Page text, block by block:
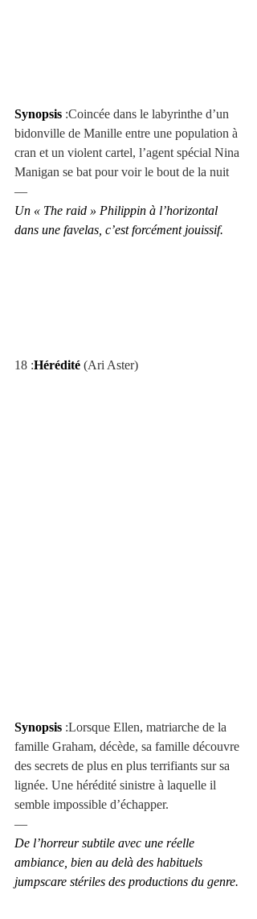
Synopsis :Coincée dans le labyrinthe d’un
bidonville de Manille entre une population à
cran et un violent cartel, l’agent spécial Nina
Manigan se bat pour voir le bout de la nuit
—
Un « The raid » Philippin à l’horizontal
dans une favelas, c’est forcément jouissif.
18 :Hérédité (Ari Aster)
Synopsis :Lorsque Ellen, matriarche de la
famille Graham, décède, sa famille découvre
des secrets de plus en plus terrifiants sur sa
lignée. Une hérédité sinistre à laquelle il
semble impossible d’échapper.
—
De l’horreur subtile avec une réelle
ambiance, bien au delà des habituels
jumpscare stériles des productions du genre.